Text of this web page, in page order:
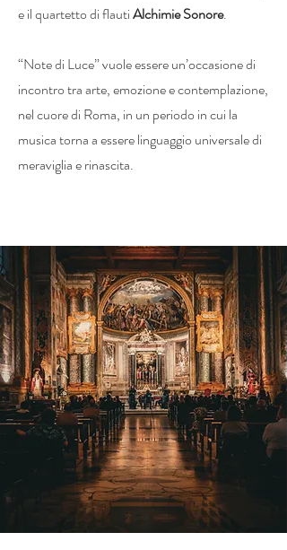
e il quartetto di flautiAlchimie Sonore.
“Note di Luce” vuole essere un’occasione di
incontro tra arte, emozione e contemplazione,
nel cuore di Roma, in un periodo in cui la
musica torna a essere linguaggio universale di
meraviglia e rinascita.